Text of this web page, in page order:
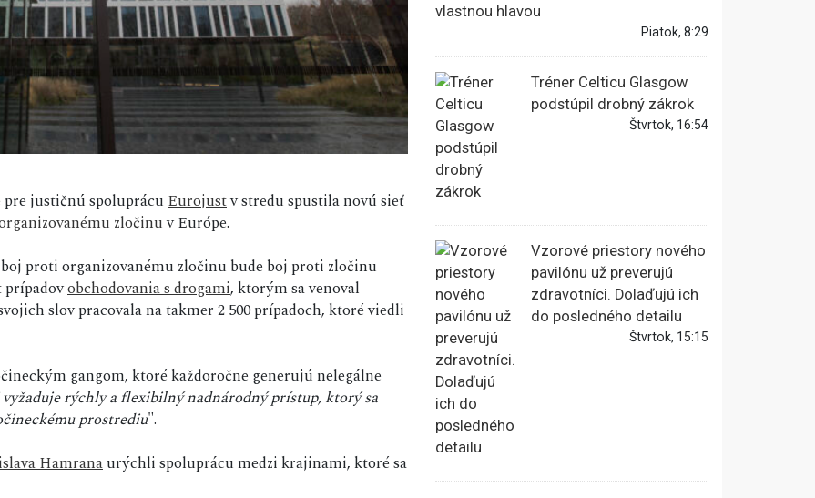
pre justičnú spoluprácuEurojustv stredu spustila novú sieť
zločinuv Európe.
proti organizovanému zločinu bude boj proti zločinu
prípadovobchodovania s drogami, ktorým sa venoval
slov pracovala na takmer 2 500 prípadoch, ktoré viedli
gangom, ktoré každoročne generujú nelegálne
vyžaduje rýchly a flexibilný nadnárodný prístup, ktorý sa
prostrediu".
Hamranaurýchli spoluprácu medzi krajinami, ktoré sa
vlastnou hlavou
Piatok, 8:29
Tréner Celticu Glasgow
podstúpil drobný zákrok
Štvrtok, 16:54
Vzorové priestory nového
pavilónu už preverujú
zdravotníci. Dolaďujú ich
do posledného detailu
Štvrtok, 15:15